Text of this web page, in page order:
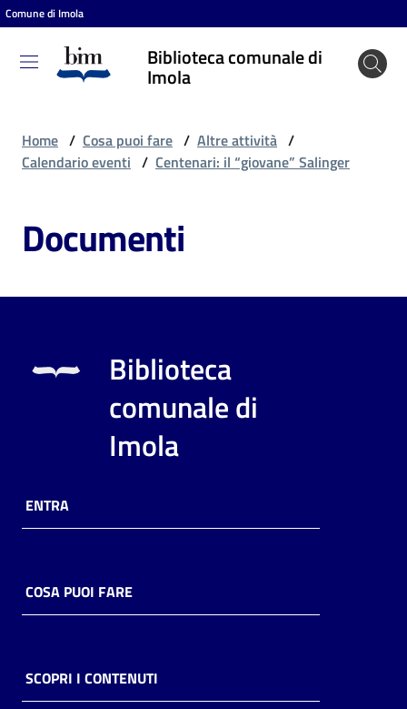
Vai al contenuto
Vai alla navigazione
Vai al footer
Comune di Imola
Biblioteca comunale di
Imola
Biblioteca
comunale
puoi
Risorse
online
Casa
Piani
Home / Cosa puoi fare / Altre attività /
Calendario eventi / Centenari: il “giovane” Salinger
Documenti
Biblioteca
comunale di
Imola
ENTRA
COSA PUOI FARE
SCOPRI I CONTENUTI